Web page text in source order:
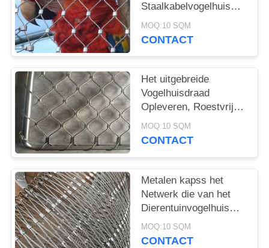
Staalkabelvogelhuis
van Typestainelss van
het de Draadnetwerk
MOQ:10 SQM
CONTACT
Het uitgebreide
Vogelhuisdraad
Opleveren, Roestvrij
staal Geweven de
Draadnetwerk van het
MOQ:10 SQM
CONTACT
Metalen kapss het
Netwerk die van het
Dierentuinvogelhuis
1.6mm Draaddiameter
Opgepoetste
MOQ:10 SQM
CONTACT